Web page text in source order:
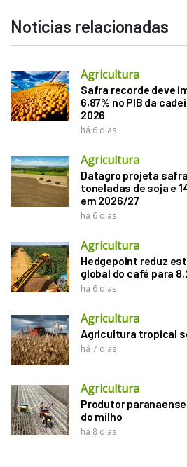
Notícias relacionadas
Agricultura
Safra recorde deve
6,87% no PIB da
2026
há 6 dias
Agricultura
Datagro projeta
toneladas de soja e
em 2026/27
há 6 dias
Agricultura
Hedgepoint reduz
global do café para
há 6 dias
Agricultura
Agricultura tropical
há 7 dias
Agricultura
Produtor
do milho
há 8 dias